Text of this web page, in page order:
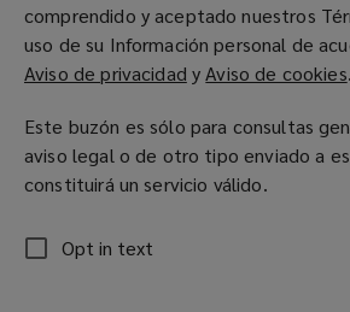
comprendido y aceptado nuestros
uso de su Información personal de
Aviso de privacidad (
p
e
n
yAviso de cookies(.
Este buzón es sólo para consultas
aviso legal o de otro tipo enviado a
constituirá un servicio válido.
Opt in text